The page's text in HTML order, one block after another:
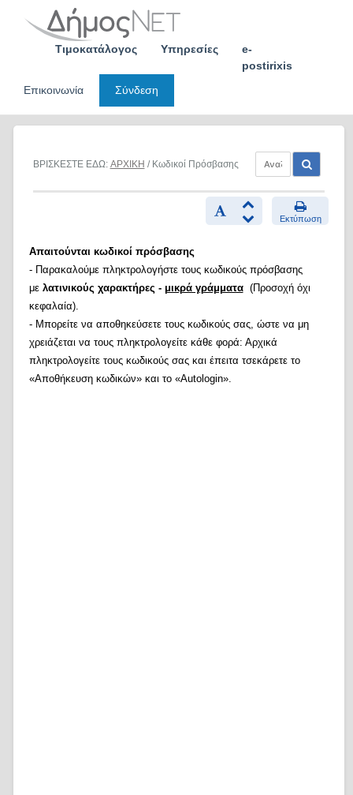
Τιμοκατάλογος Υπηρεσίες
e-
postirixis
Επικοινωνία
Σύνδεση
ΒΡΙΣΚΕΣΤΕ ΕΔΩ: ΑΡΧΙΚΗ / Κωδικοί Πρόσβασης
Εκτύπωση
Απαιτούνται κωδικοί πρόσβασης
- Παρακαλούμε πληκτρολογήστε τους κωδικούς πρόσβασης
με λατινικούς χαρακτήρες - μικρά γράμματα(Προσοχή όχι
κεφαλαία).
- Μπορείτε να αποθηκεύσετε τους κωδικούς σας, ώστε να μη
χρειάζεται να τους πληκτρολογείτε κάθε φορά: Αρχικά
πληκτρολογείτε τους κωδικούς σας και έπειτα τσεκάρετε το
«Αποθήκευση κωδικών» και το «Autologin».